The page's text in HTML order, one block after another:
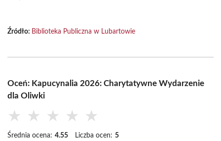
Źródło: Biblioteka Publiczna w Lubartowie
Oceń: Kapucynalia 2026: Charytatywne Wydarzenie
dla Oliwki
★ ★ ★ ★ ★
Średnia ocena: 4.55 Liczba ocen: 5